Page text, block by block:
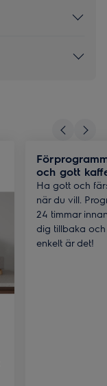
och gott
Ha gott och
när du vill.
24 timmar
dig tillbaka
enkelt är det!